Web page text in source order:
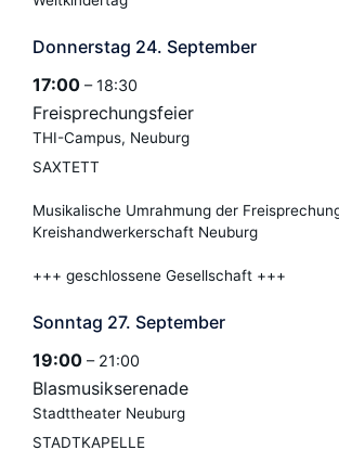
Donnerstag 24. September
17:00 – 18:30
Freisprechungsfeier
THI-Campus, Neuburg
SAXTETT
Musikalische Umrahmung der
Kreishandwerkerschaft Neuburg
+++ geschlossene Gesellschaft +++
Sonntag 27. September
19:00 – 21:00
Blasmusikserenade
Stadttheater Neuburg
STADTKAPELLE